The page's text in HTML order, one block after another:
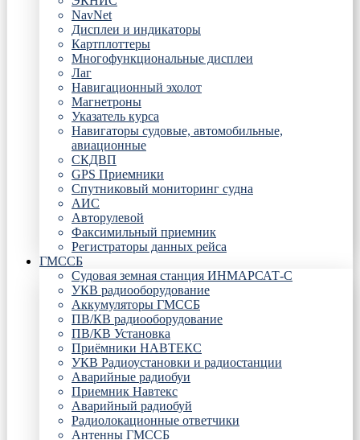
NavNet
Дисплеи и индикаторы
Картплоттеры
Многофункциональные дисплеи
Лаг
Навигационный эхолот
Магнетроны
Указатель курса
Навигаторы судовые, автомобильные,
авиационные
СКДВП
GPS Приемники
Спутниковый мониторинг судна
АИС
Авторулевой
Факсимильный приемник
Регистраторы данных рейса
ГМССБ
Судовая земная станция ИНМАРСАТ-С
УКВ радиооборудование
Аккумуляторы ГМССБ
ПВ/КВ радиооборудование
ПВ/КВ Установка
Приёмники НАВТЕКС
УКВ Радиоустановки и радиостанции
Аварийные радиобуи
Приемник Навтекс
Аварийный радиобуй
Радиолокационные ответчики
Антенны ГМССБ